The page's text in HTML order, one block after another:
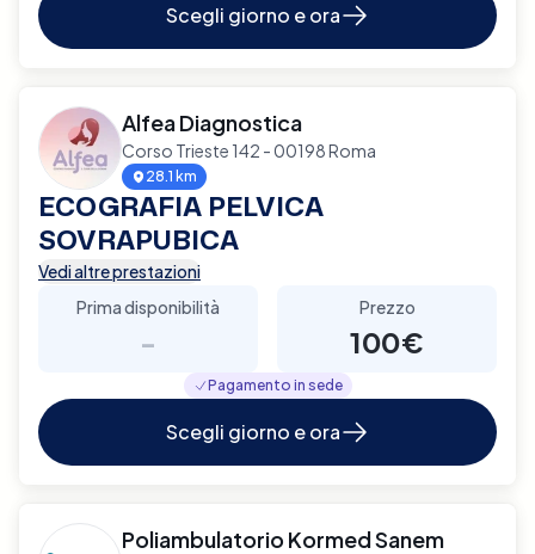
Scegli giorno e ora
Alfea Diagnostica
Corso Trieste 142 - 00198 Roma
28.1 km
ECOGRAFIA PELVICA
SOVRAPUBICA
Vedi altre prestazioni
Prima disponibilità
-
Prezzo
100€
Pagamento in sede
Scegli giorno e ora
Poliambulatorio Kormed Sanem